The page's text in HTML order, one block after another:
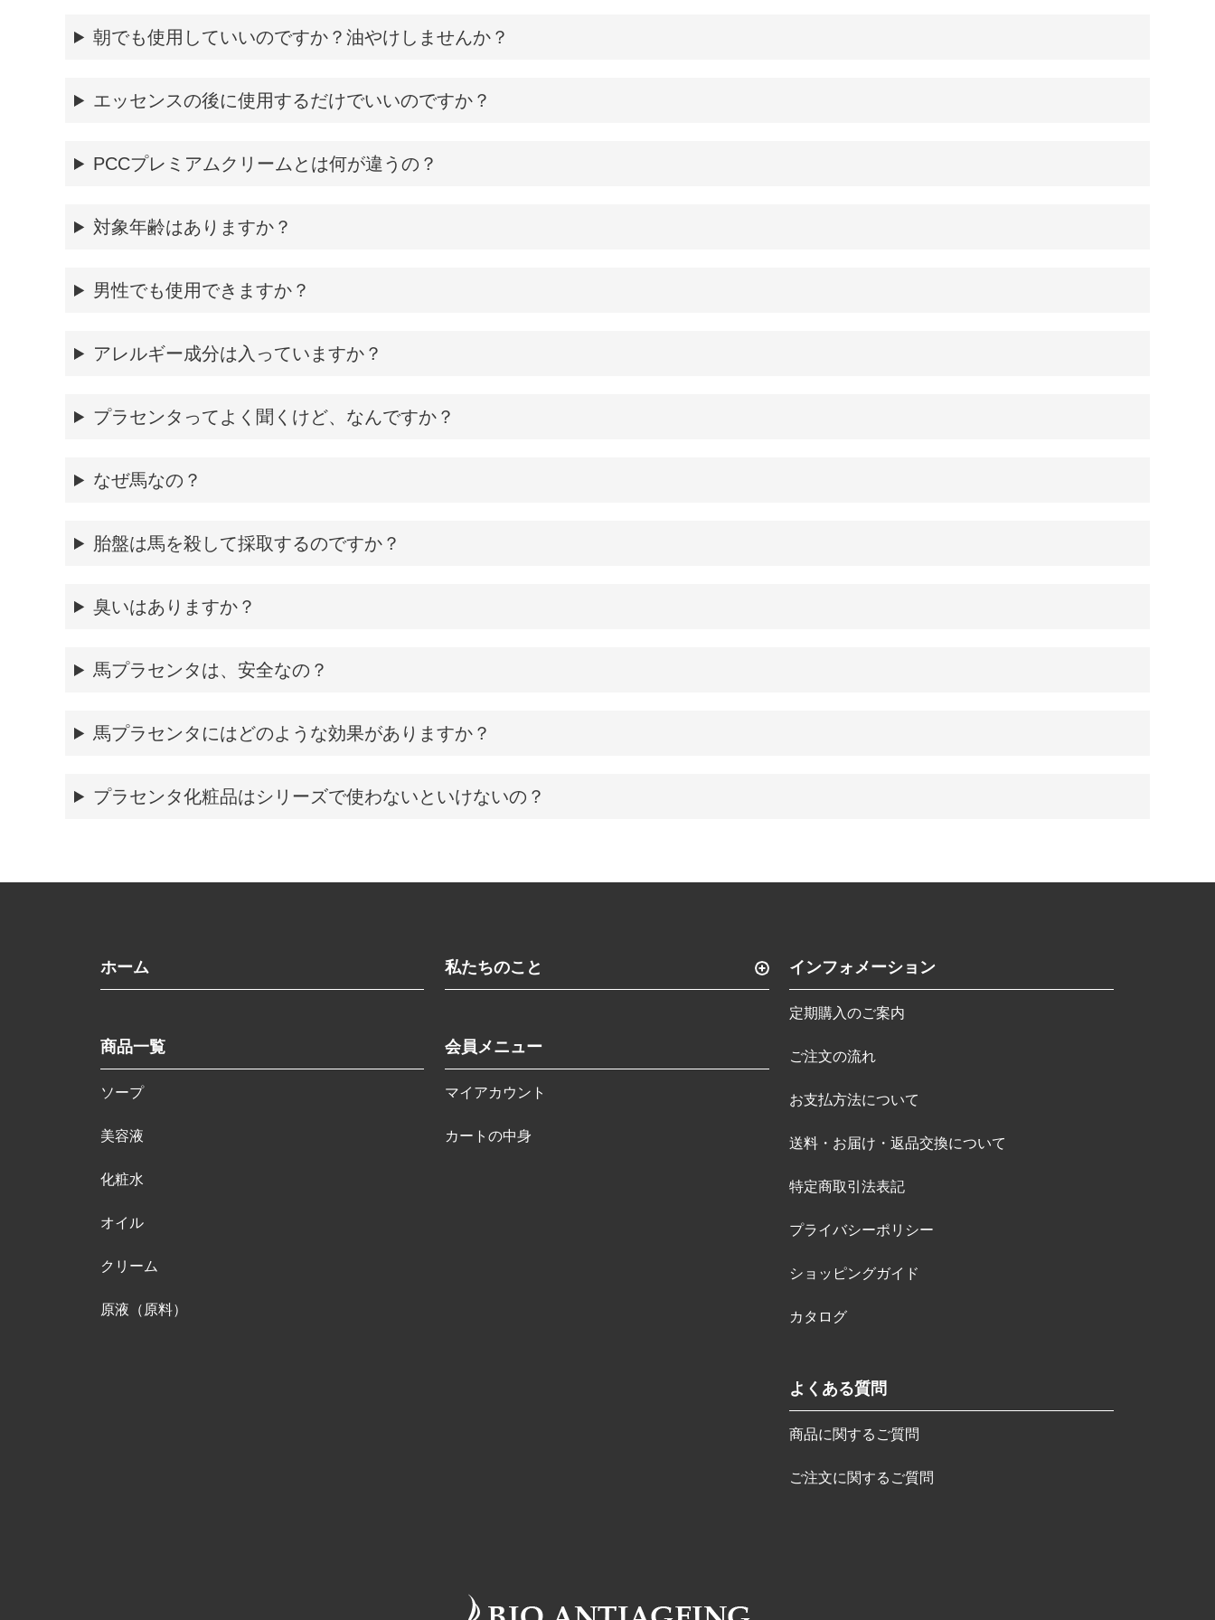
朝でも使用していいのですか？油やけしませんか？
エッセンスの後に使用するだけでいいのですか？
PCCプレミアムクリームとは何が違うの？
対象年齢はありますか？
男性でも使用できますか？
アレルギー成分は入っていますか？
プラセンタってよく聞くけど、なんですか？
なぜ馬なの？
胎盤は馬を殺して採取するのですか？
臭いはありますか？
馬プラセンタは、安全なの？
馬プラセンタにはどのような効果がありますか？
プラセンタ化粧品はシリーズで使わないといけないの？
ホーム
商品一覧
ソープ
美容液
化粧水
オイル
クリーム
原液（原料）
私たちのこと
会員メニュー
マイアカウント
カートの中身
インフォメーション
定期購入のご案内
ご注文の流れ
お支払方法について
送料・お届け・返品交換について
特定商取引法表記
プライバシーポリシー
ショッピングガイド
カタログ
よくある質問
商品に関するご質問
ご注文に関するご質問